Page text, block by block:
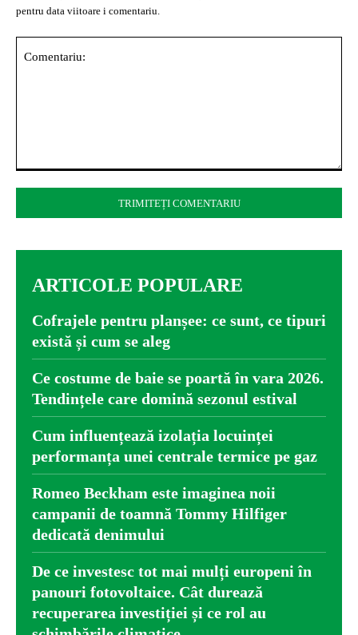
pentru data viitoare i comentariu.
ARTICOLE POPULARE
Cofrajele pentru planșee: ce sunt, ce tipuri
există și cum se aleg
Ce costume de baie se poartă în vara 2026.
Tendințele care domină sezonul estival
Cum influențează izolația locuinței
performanța unei centrale termice pe gaz
Romeo Beckham este imaginea noii
campanii de toamnă Tommy Hilfiger
dedicată denimului
De ce investesc tot mai mulți europeni în
panouri fotovoltaice. Cât durează
recuperarea investiției și ce rol au